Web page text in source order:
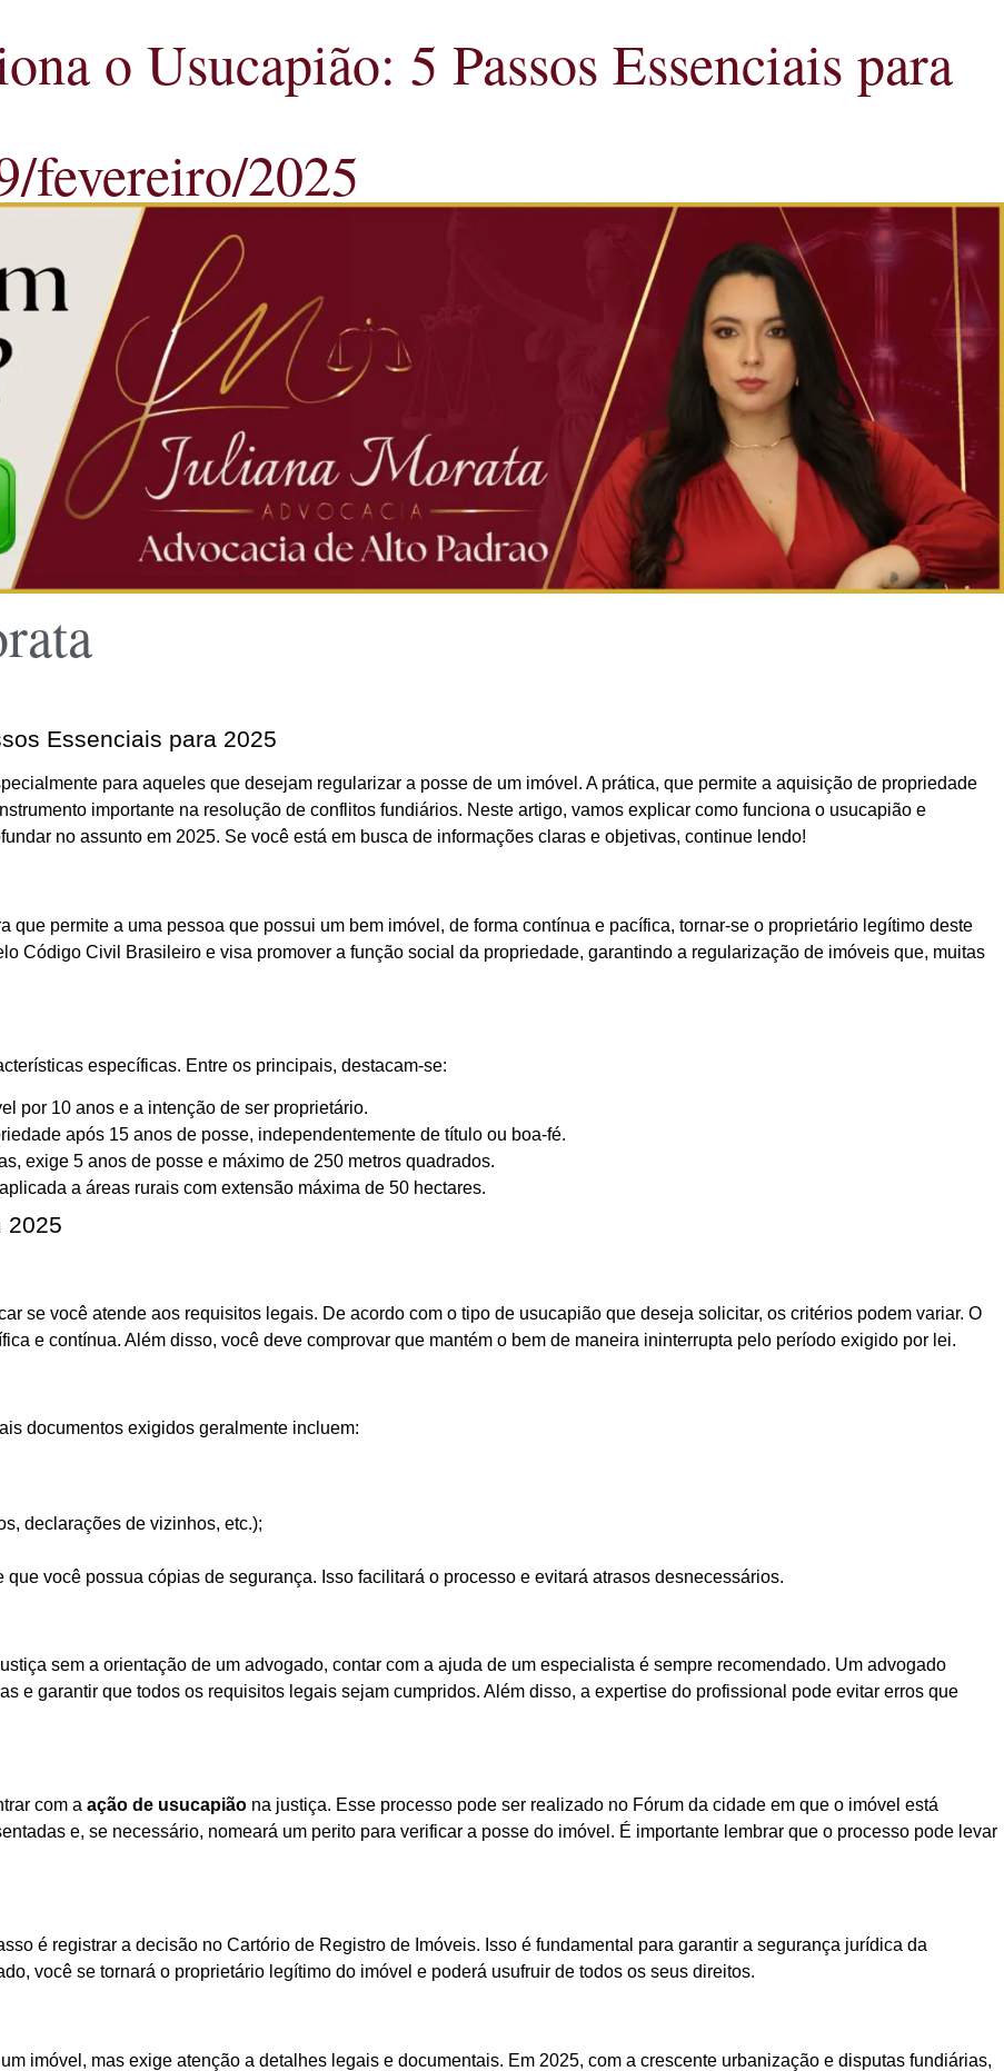
o Usucapião: 5 Passos Essenciais para
fevereiro/2025
Essenciais para 2025
para aqueles que desejam regularizar a posse de um imóvel. A prática, que permite a aquisição de propriedade
importante na resolução de conflitos fundiários. Neste artigo, vamos explicar como funciona o usucapião e
no assunto em 2025. Se você está em busca de informações claras e objetivas, continue lendo!
permite a uma pessoa que possui um bem imóvel, de forma contínua e pacífica, tornar-se o proprietário legítimo deste
Código Civil Brasileiro e visa promover a função social da propriedade, garantindo a regularização de imóveis que, muitas
específicas. Entre os principais, destacam-se:
por 10 anos e a intenção de ser proprietário.
após 15 anos de posse, independentemente de título ou boa-fé.
exige 5 anos de posse e máximo de 250 metros quadrados.
a áreas rurais com extensão máxima de 50 hectares.
2025
se você atende aos requisitos legais. De acordo com o tipo de usucapião que deseja solicitar, os critérios podem variar. O
e contínua. Além disso, você deve comprovar que mantém o bem de maneira ininterrupta pelo período exigido por lei.
documentos exigidos geralmente incluem:
declarações de vizinhos, etc.);
você possua cópias de segurança. Isso facilitará o processo e evitará atrasos desnecessários.
sem a orientação de um advogado, contar com a ajuda de um especialista é sempre recomendado. Um advogado
e garantir que todos os requisitos legais sejam cumpridos. Além disso, a expertise do profissional pode evitar erros que
com a ação de usucapião na justiça. Esse processo pode ser realizado no Fórum da cidade em que o imóvel está
e, se necessário, nomeará um perito para verificar a posse do imóvel. É importante lembrar que o processo pode levar
é registrar a decisão no Cartório de Registro de Imóveis. Isso é fundamental para garantir a segurança jurídica da
você se tornará o proprietário legítimo do imóvel e poderá usufruir de todos os seus direitos.
imóvel, mas exige atenção a detalhes legais e documentais. Em 2025, com a crescente urbanização e disputas fundiárias,